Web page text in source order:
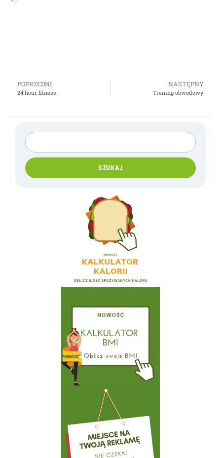
SZUKAJ
POPRZEDNI
24 hour fitness
NASTĘPNY
Trening obwodowy